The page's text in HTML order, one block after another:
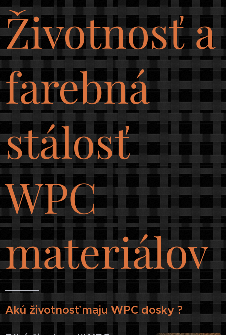
Životnosť a
farebná
stálosť
WPC
materiálov
Akú životnosť maju WPC dosky ?